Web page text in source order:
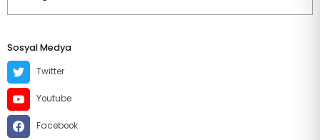
Sosyal Medya
Twitter
Youtube
Facebook